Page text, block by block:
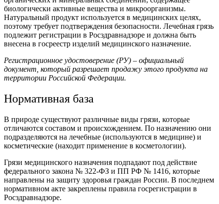
биологически активные вещества и микроорганизмы.
Натуральный продукт используется в медицинских целях,
поэтому требует подтверждения безопасности. Лечебная грязь
подлежит регистрации в Росздравнадзоре и должна быть
внесена в госреестр изделий медицинского назначение.
Регистрационное удостоверение (РУ) – официальный
документ, который разрешает продажу этого продукта на
территории Российской Федерации.
Нормативная база
В природе существуют различные виды грязи, которые
отличаются составом и происхождением. По назначению они
подразделяются на лечебные (используются в медицине) и
косметические (находит применение в косметологии).
Грязи медицинского назначения подпадают под действие
федерального закона № 322-ФЗ и ПП РФ № 1416, которые
направлены на защиту здоровья граждан России. В последнем
нормативном акте закреплены правила госрегистрации в
Росздравнадзоре.